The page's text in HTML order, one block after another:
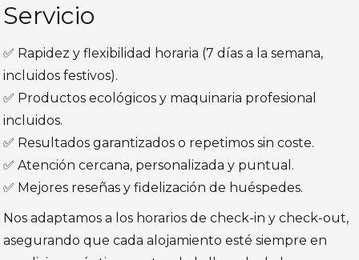
Servicio
✅ Rapidez y flexibilidad horaria (7 días a la semana,
incluidos festivos).
✅ Productos ecológicos y maquinaria profesional
incluidos.
✅ Resultados garantizados o repetimos sin coste.
✅ Atención cercana, personalizada y puntual.
✅ Mejores reseñas y fidelización de huéspedes.
Nos adaptamos a los horarios de check-in y check-out,
asegurando que cada alojamiento esté siempre en